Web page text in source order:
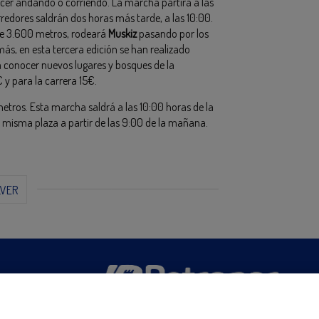
saldrán dos horas más tarde, a las 10:00.
3.600 metros, rodeará Muskizpasando por los
en esta tercera edición se han realizado
nuevos lugares y bosques de la
para la carrera 15€.
Esta marcha saldrá a las 10:00 horas de la
plaza a partir de las 9:00 de la mañana.